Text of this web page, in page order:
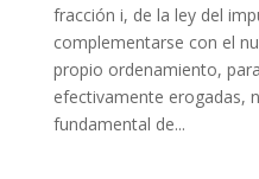
fracción i, de la ley del
complementarse con el
propio ordenamiento,
efectivamente erogadas,
fundamental de...